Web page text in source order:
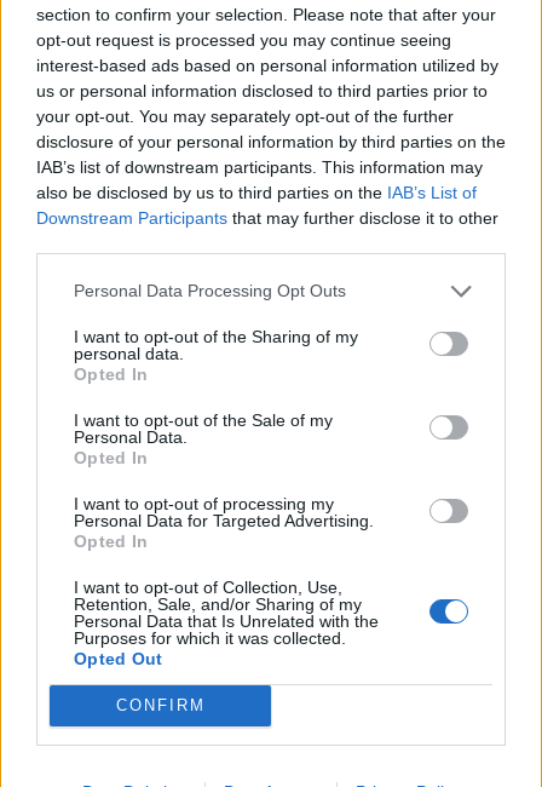
section to confirm your selection. Please note that after your
opt-out request is processed you may continue seeing
interest-based ads based on personal information utilized by
us or personal information disclosed to third parties prior to
your opt-out. You may separately opt-out of the further
disclosure of your personal information by third parties on the
IAB’s list of downstream participants. This information may
also be disclosed by us to third parties on the IAB’s List of
Downstream Participants that may further disclose it to other
Personal Data Processing Opt Outs
I want to opt-out of the Sharing of my
personal data.
Opted In
I want to opt-out of the Sale of my
Personal Data.
Opted In
I want to opt-out of processing my
Personal Data for Targeted Advertising.
Opted In
I want to opt-out of Collection, Use,
Retention, Sale, and/or Sharing of my
Personal Data that Is Unrelated with the
Purposes for which it was collected.
Opted Out
CONFIRM
Λακωνία: Στέλνουν Πυροσβέστες στη φωτιά με
Τι προβάλλουν τα Cinema σε επτά πόλεις της
Πελοποννήσου